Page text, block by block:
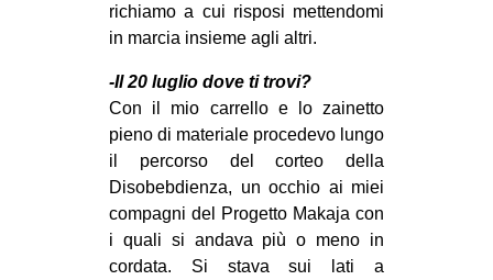
richiamo a cui risposi mettendomi
in marcia insieme agli altri.
-Il 20 luglio dove ti trovi?
Con il mio carrello e lo zainetto
pieno di materiale procedevo lungo
il percorso del corteo della
Disobebdienza, un occhio ai miei
compagni del Progetto Makaja con
i quali si andava più o meno in
cordata. Si stava sui lati a